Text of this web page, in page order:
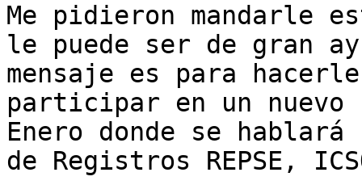
Me pidieron mandarle
le puede ser de gran
mensaje es para
participar en un nuevo
Enero donde se
de Registros REPSE,